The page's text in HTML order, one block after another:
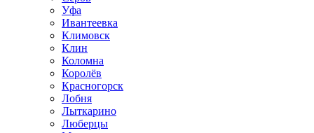
Уфа
Ивантеевка
Климовск
Клин
Коломна
Королёв
Красногорск
Лобня
Лыткарино
Люберцы